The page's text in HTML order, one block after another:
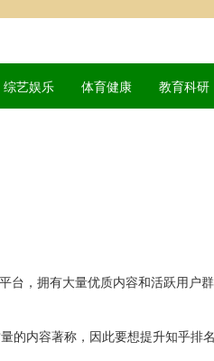
综艺娱乐 体育健康 教育科研
台，拥有大量优质内容和活跃用户
的内容著称，因此要想提升知乎